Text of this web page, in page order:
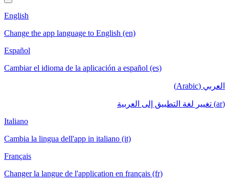
English
Change the app language to English (en)
Español
Cambiar el idioma de la aplicación a español (es)
العربي (Arabic)
(ar) تغيير لغة التطبيق إلى العربية
Italiano
Cambia la lingua dell'app in italiano (it)
Français
Changer la langue de l'application en français (fr)